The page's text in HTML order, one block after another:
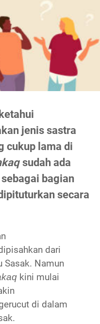
jenis sastra
cukup lama di
sudah ada
bagian
secara
dari
Sasak. Namun
kini mulai
di dalam